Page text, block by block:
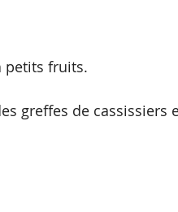
petits fruits.
greffes de cassissiers